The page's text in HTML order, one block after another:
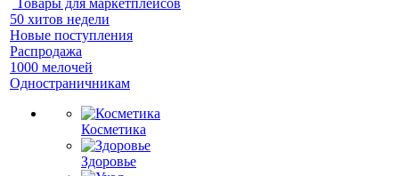
Товары для маркетплейсов
50 хитов недели
Новые поступления
Распродажа
1000 мелочей
Одностраничникам
Косметика
Здоровье